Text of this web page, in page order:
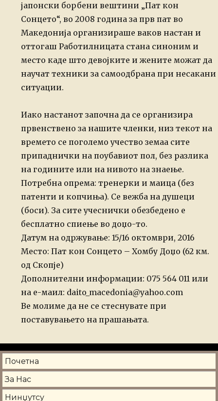
јапонски борбени вештини „Пат кон
Сонцето“, во 2008 година за прв пат во
Македонија организираше ваков настан и
оттогаш Работилницата стана синоним и
место каде што девојките и жените можат да
научат техники за самоодбрана при несакани
ситуации.
Иако настанот започна да се организира
првенствено за нашите членки, низ текот на
времето се поголемо учество земаа сите
припаднички на поубавиот пол, без разлика
на годините или на нивото на знаење.
Потребна опрема: тренерки и маица (без
патенти и копчиња). Се вежба на душеци
(боси). За сите учеснички обезбедено е
бесплатно спиење во доџо-то.
Датум на одржување: 15/16 октомври, 2016
Место: Пат кон Сонцето – Хомбу Доџо (62 км.
од Скопје)
Дополнителни информации: 075 564 011 или
на е-маил: daito_macedonia@yahoo.com
Ве молиме да не се стеснувате при
поставувањето на прашањата.
Почетна
За Нас
Нинџутсу